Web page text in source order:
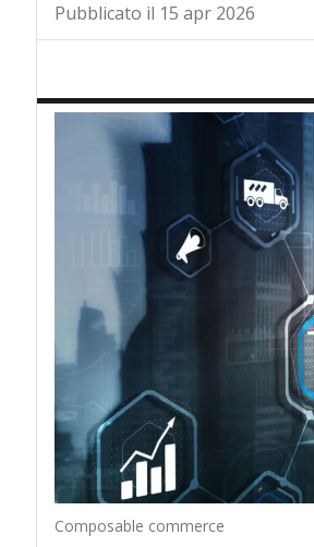
Pubblicato il 15 apr 2026
Composable commerce